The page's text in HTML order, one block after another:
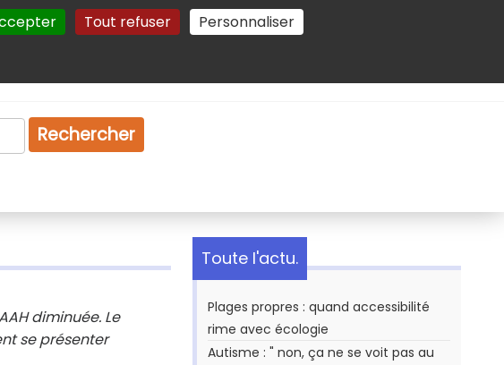
Tout refuser Personnaliser
Plan du site Gestion des cookies
Rechercher
diminuée. Le
se présenter
Toute l'actu.
Plages propres : quand accessibilité
rime avec écologie
Autisme : " non, ça ne se voit pas au